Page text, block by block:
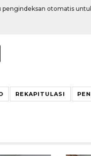
otomatis
REKAPITULASI